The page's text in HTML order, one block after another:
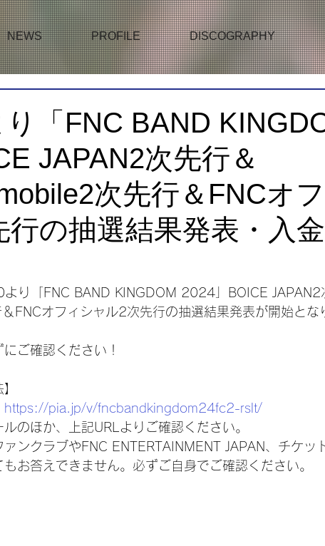
NEWS PROFILE DISCOGRAPHY
「FNC BAND
JAPAN2次先行＆
次先行＆FNCオ
行の抽選結果発表・入
り「FNC BAND KINGDOM 2024」BOICE JAPAN2
FNCオフィシャル2次先行の抽選結果発表が開始とな
ご確認ください！
https://pia.jp/v/fncbandkingdom24fc2-rslt/
のほか、上記URLよりご確認ください。
ンクラブやFNC ENTERTAINMENT JAPAN、チケッ
お答えできません。必ずご自身でご確認ください。